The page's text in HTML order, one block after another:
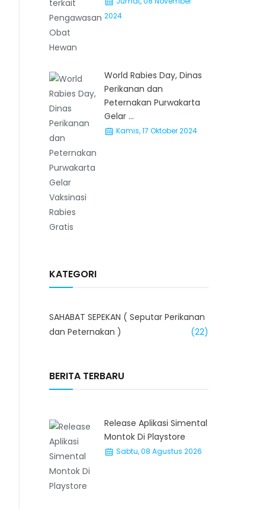
2024
World Rabies Day, Dinas
Perikanan dan
Peternakan Purwakarta
Gelar ...
Kamis, 17 Oktober 2024
KATEGORI
SAHABAT SEPEKAN ( Seputar Perikanan
dan Peternakan )
(22)
BERITA TERBARU
Release Aplikasi Simental
Montok Di Playstore
Sabtu, 08 Agustus 2026